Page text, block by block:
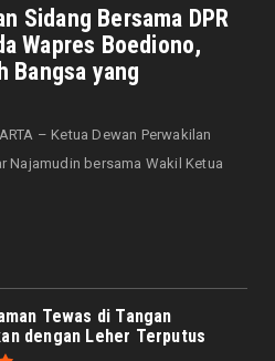
Unit Warehouse
Maks...
06, 2026
Cek Kesehatan Gratis
Sas...
06, 2026
Sidang Bersama DPR
Wapres Boediono,
Bangsa yang
– Ketua Dewan Perwakilan
Najamudin bersama Wakil Ketua
Tewas di Tangan
dengan Leher Terputus